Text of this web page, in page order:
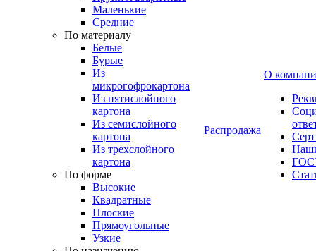
Маленькие
Средние
По материалу
Белые
Бурые
Из
микрогофрокартона
Из пятислойного
картона
Из семислойного
картона
Из трехслойного
картона
По форме
Высокие
Квадратные
Плоские
Прямоугольные
Узкие
Распродажа
О